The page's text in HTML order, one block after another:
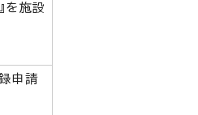
を施設
申請